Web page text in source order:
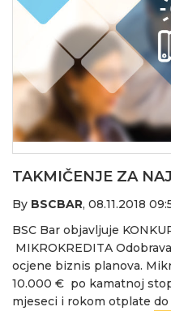
TAKMIČENJE ZA
By BSCBAR, 08.11.2018
BSC Bar objavljuje
MIKROKREDITA
ocjene biznis planova.
10.000 € po kamatnoj
mjeseci i rokom otplate